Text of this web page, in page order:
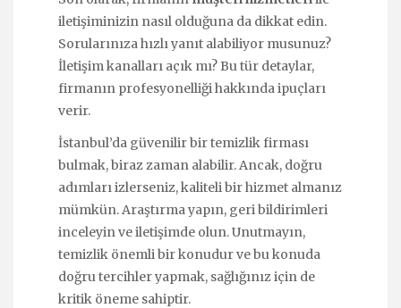
iletişiminizin nasıl olduğuna da dikkat edin.
Sorularınıza hızlı yanıt alabiliyor musunuz?
İletişim kanalları açık mı? Bu tür detaylar,
firmanın profesyonelliği hakkında ipuçları
verir.
İstanbul’da güvenilir bir temizlik firması
bulmak, biraz zaman alabilir. Ancak, doğru
adımları izlerseniz, kaliteli bir hizmet almanız
mümkün. Araştırma yapın, geri bildirimleri
inceleyin ve iletişimde olun. Unutmayın,
temizlik önemli bir konudur ve bu konuda
doğru tercihler yapmak, sağlığınız için de
kritik öneme sahiptir.